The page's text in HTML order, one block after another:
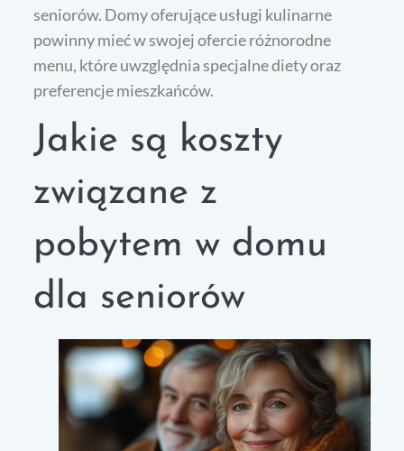
seniorów. Domy oferujące usługi kulinarne
powinny mieć w swojej ofercie różnorodne
menu, które uwzględnia specjalne diety oraz
preferencje mieszkańców.
Jakie są koszty
związane z
pobytem w domu
dla seniorów